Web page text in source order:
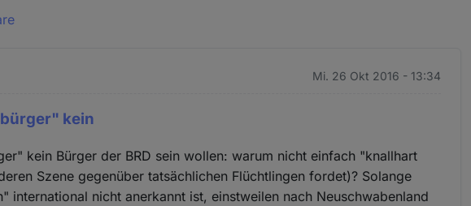
Mi. 26 Okt 2016 - 13:34
kein
kein Bürger der BRD sein wollen: warum nicht einfach "knallhart
Szene gegenüber tatsächlichen Flüchtlingen fordet)? Solange
international nicht anerkannt ist, einstweilen nach Neuschwabenland